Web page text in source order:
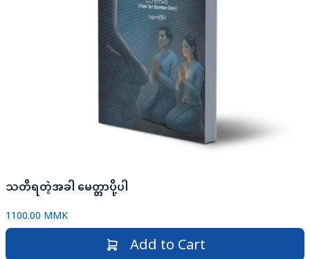
သတိရတဲ့အခါ မေတ္တာပို့ပါ
1100.00 MMK
Add to Cart